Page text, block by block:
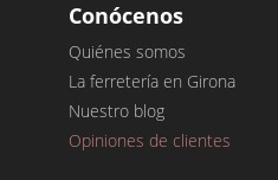
Conócenos
Quiénes somos
La ferretería en Girona
Nuestro blog
Opiniones de clientes